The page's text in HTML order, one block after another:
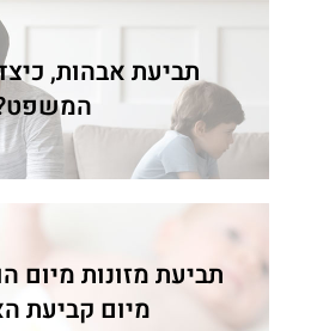
תביעת אבהות,
תביעת מזונות מיום
מיום קביעת